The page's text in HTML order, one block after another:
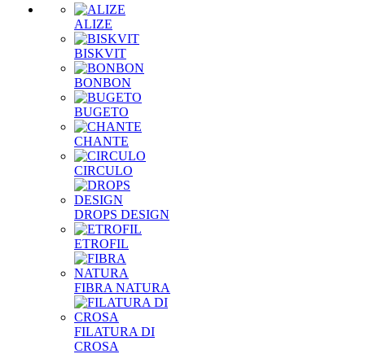
ALIZE
BISKVIT
BONBON
BUGETO
CHANTE
CIRCULO
DROPS DESIGN
ETROFIL
FIBRA NATURA
FILATURA DI
CROSA